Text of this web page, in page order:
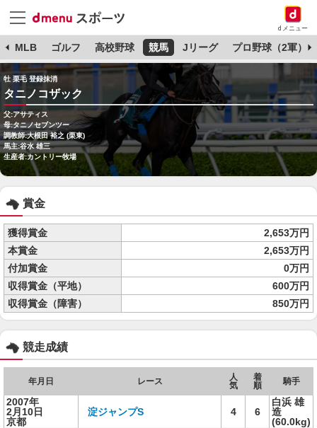
dメニュー
MLB ゴルフ 高校野球 競馬 Jリーグ プロ野球（2軍）
牡 栗毛 登録抹消
タニノコザック
父:アサティス
母:タニノセブンツー
調教師:大根田 裕之 (栗東)
馬主:谷水 雄三
生産者:カントリー牧場
賞金
獲得賞金
2,653万円
本賞金
2,653万円
付加賞金
0万円
収得賞金（平地）
600万円
収得賞金（障害）
850万円
競走成績
年月日 レース
人
気
着
順
騎手
2007年
2月10日
京都
淀ジャンプS 4 6
白浜 雄
造
(60.0kg)